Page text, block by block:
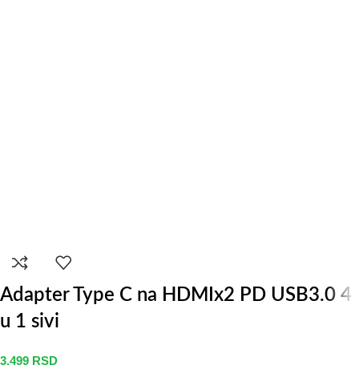
Adapter Type C na HDMIx2 PD USB3.0 4
u 1 sivi
3.499 RSD